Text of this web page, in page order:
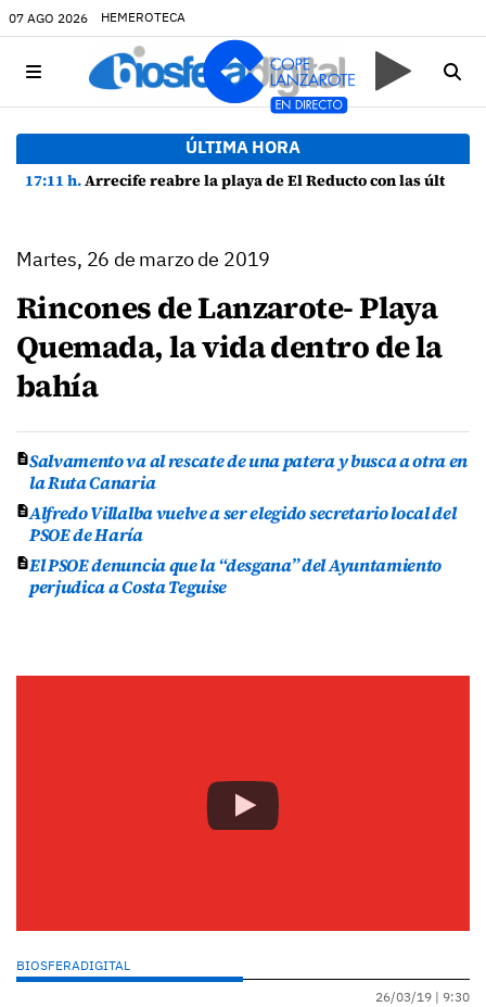
07 AGO 2026 HEMEROTECA
ÚLTIMA HORA
17:11 h.Arrecife reabre la playa de El Reducto con las últimas analíticas mostrando "una buena calidad de las aguas para el baño"
Martes, 26 de marzo de 2019
Rincones de Lanzarote- Playa
Quemada, la vida dentro de la
bahía
Salvamento va al rescate de una patera y busca a otra en
la Ruta Canaria
Alfredo Villalba vuelve a ser elegido secretario local del
PSOE de Haría
El PSOE denuncia que la “desgana” del Ayuntamiento
perjudica a Costa Teguise
BIOSFERADIGITAL
26/03/19 | 9:30